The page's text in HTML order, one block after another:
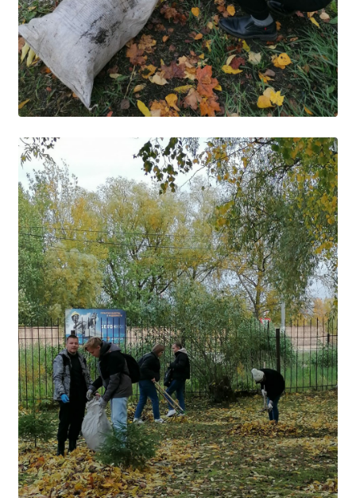
ПОЛЕЗНЫЕ ССЫЛКИ
Министерство науки и высшего образования
РФ
Главное управление по контролю за оборотом
Общероссийская база вакансий "Работа в
России"
Сбербанк Онлайн - оплачивайте
образовательные услуги